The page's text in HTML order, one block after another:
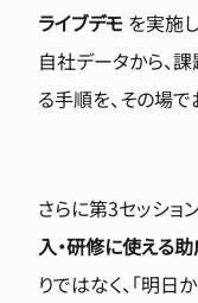
ライブデモ を実施
自社データから、
る手順を、その場で
さらに第3セッショ
入・研修に使える
りではなく、「明